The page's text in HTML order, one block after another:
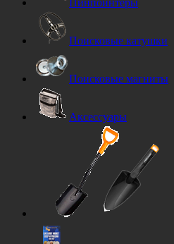
Поисковые катушки
Поисковые магниты
Аксессуары